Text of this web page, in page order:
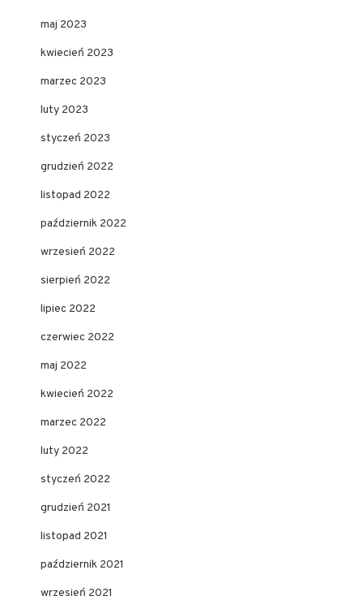
maj 2023
kwiecień 2023
marzec 2023
luty 2023
styczeń 2023
grudzień 2022
listopad 2022
październik 2022
wrzesień 2022
sierpień 2022
lipiec 2022
czerwiec 2022
maj 2022
kwiecień 2022
marzec 2022
luty 2022
styczeń 2022
grudzień 2021
listopad 2021
październik 2021
wrzesień 2021